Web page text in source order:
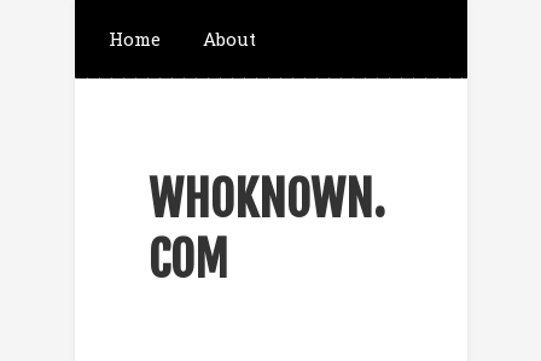
Home About
จองตั๋วที่พัก เครื่องบิน
WHOKNOWN.
COM